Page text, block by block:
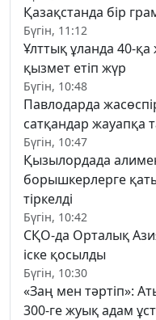
Қазақстанда бір
Бүгін, 11:12
Ұлттық ұланда 40-қа
қызмет етіп жүр
Бүгін, 10:48
Павлодарда
сатқандар жауапқа
Бүгін, 10:47
Қызылордада
борышкерлерге
тіркелді
Бүгін, 10:42
СҚО-да Орталық
іске қосылды
Бүгін, 10:30
«Заң мен тәртіп»:
300-ге жуық адам